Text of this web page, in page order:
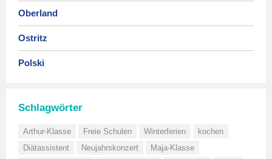
Oberland
Ostritz
Polski
Schlagwörter
Arthur-Klasse Freie Schulen Winterferien
kochen
Diätassistent
Neujahrskonzert
Maja-Klasse